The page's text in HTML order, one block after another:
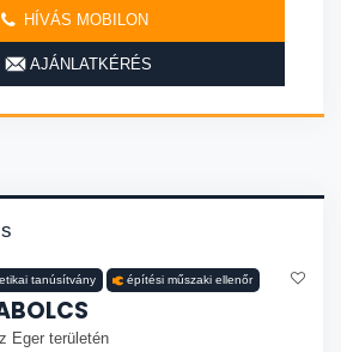
HÍVÁS MOBILON
AJÁNLATKÉRÉS
tanúsítvány építési műszaki ellenőr
Eger területén